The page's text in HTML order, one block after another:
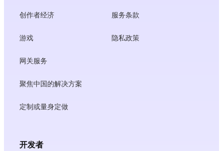
创作者经济
游戏
网关服务
聚焦中国的解决方案
定制或量身定做
服务条款
隐私政策
开发者